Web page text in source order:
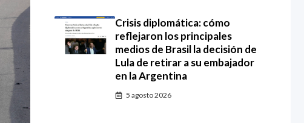
Crisis diplomática: cómo
reflejaron los principales
medios de Brasil la decisión de
Lula de retirar a su embajador
en la Argentina
5 agosto 2026